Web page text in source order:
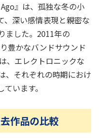
』は、孤独な冬の小
、深い感情表現と親密な
ました。2011年の
豊かなバンドサウンド
、エレクトロニックな
、それぞれの時期におけ
います。
作品の比較